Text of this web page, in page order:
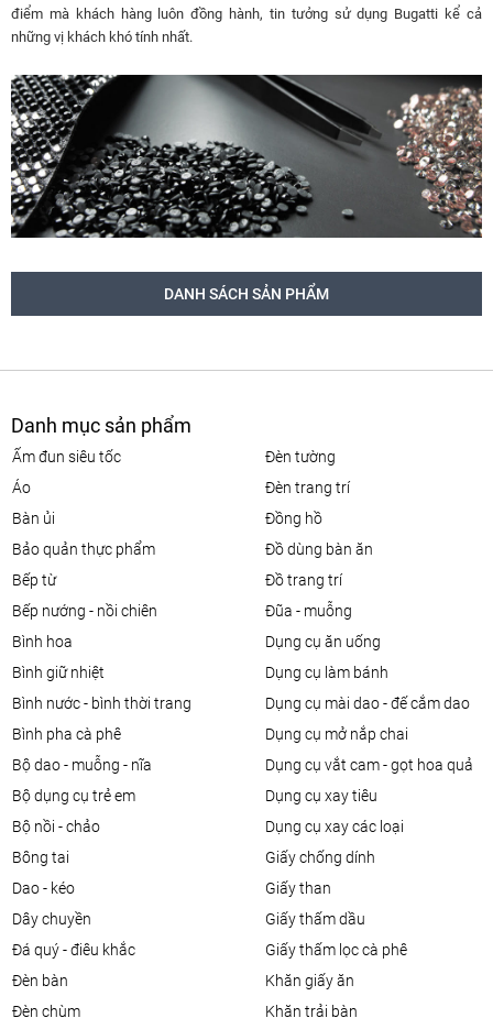
điểm mà khách hàng luôn đồng hành, tin tưởng sử dụng Bugatti kể cả
những vị khách khó tính nhất.
DANH SÁCH SẢN PHẨM
Danh mục sản phẩm
ấm đun siêu tốc
áo
bàn ủi
bảo quản thực phẩm
bếp từ
bếp nướng - nồi chiên
bình hoa
bình giữ nhiệt
bình nước - bình thời trang
bình pha cà phê
bộ dao - muỗng - nĩa
bộ dụng cụ trẻ em
bộ nồi - chảo
bông tai
dao - kéo
dây chuyền
đá quý - điêu khắc
đèn bàn
đèn chùm
đèn tường
đèn trang trí
đồng hồ
đồ dùng bàn ăn
đồ trang trí
đũa - muỗng
dụng cụ ăn uống
dụng cụ làm bánh
dụng cụ mài dao - đế cắm dao
dụng cụ mở nắp chai
dụng cụ vắt cam - gọt hoa quả
dụng cụ xay tiêu
dụng cụ xay các loại
giấy chống dính
giấy than
giấy thấm dầu
giấy thấm lọc cà phê
khăn giấy ăn
khăn trải bàn